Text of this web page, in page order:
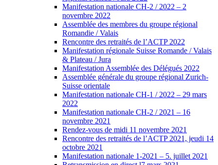
Manifestation nationale CH-2 / 2022 – 2
novembre 2022
Assemblée des membres du groupe régional
Romandie / Valais
Rencontre des retraités de l’ACTP 2022
Manifestation régionale Suisse Romande / Valais
& Plateau / Jura
Manifestation Assemblée des Délégués 2022
Assemblée générale du groupe régional Zurich-
Suisse orientale
Manifestation nationale CH-1 / 2022 – 29 mars
2022
Manifestation nationale CH-2 / 2021 – 16
novembre 2021
Rendez-vous de midi 11 novembre 2021
Rencontre des retraités de l’ACTP 2021, jeudi 14
octobre 2021
Manifestation nationale 1-2021 – 5. juillet 2021